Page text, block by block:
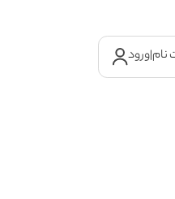
نام|ورود